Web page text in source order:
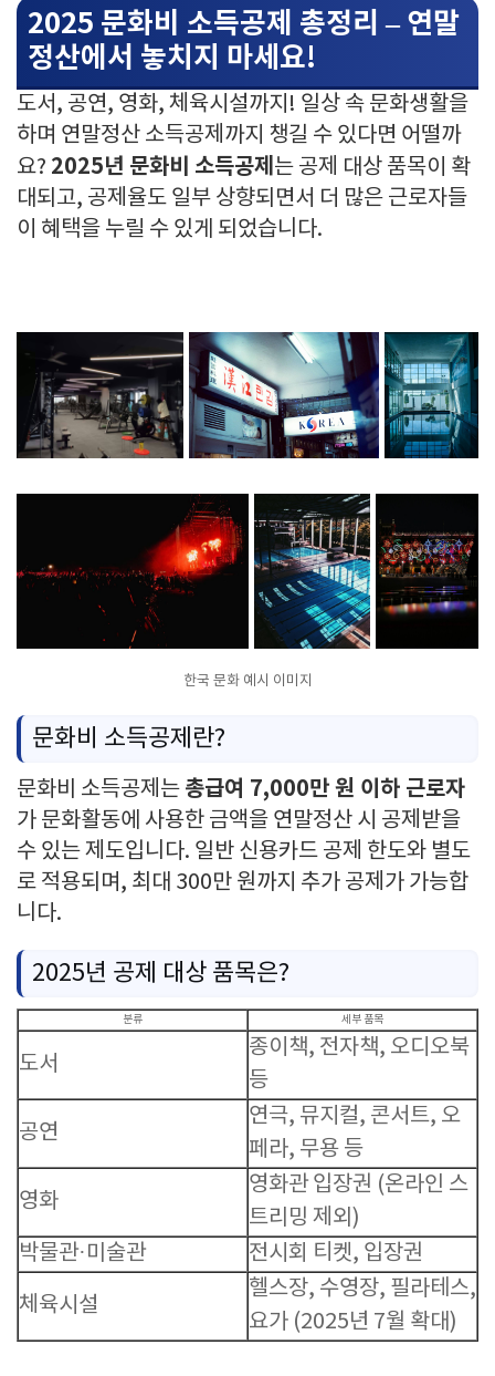
2025 문화비 소득공제 총정리 – 연말
정산에서 놓치지 마세요!
도서, 공연, 영화, 체육시설까지! 일상 속 문화생활을
하며 연말정산 소득공제까지 챙길 수 있다면 어떨까
요? 2025년 문화비 소득공제 는 공제 대상 품목이 확
대되고, 공제율도 일부 상향되면서 더 많은 근로자들
이 혜택을 누릴 수 있게 되었습니다.
한국 문화 예시 이미지
문화비 소득공제란?
문화비 소득공제는 총급여 7,000만 원 이하 근로자
가 문화활동에 사용한 금액을 연말정산 시 공제받을
수 있는 제도입니다. 일반 신용카드 공제 한도와 별도
로 적용되며, 최대 300만 원까지 추가 공제가 가능합
니다.
2025년 공제 대상 품목은?
분류 세부 품목
도서
종이책, 전자책, 오디오북
등
공연
연극, 뮤지컬, 콘서트, 오
페라, 무용 등
영화
영화관 입장권 (온라인 스
트리밍 제외)
박물관·미술관
전시회 티켓, 입장권
체육시설
헬스장, 수영장, 필라테스,
요가 (2025년 7월 확대)